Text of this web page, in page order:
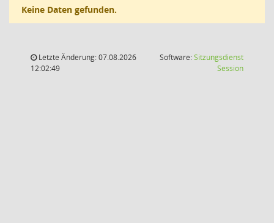
Keine Daten gefunden.
Letzte Änderung: 07.08.2026
12:02:49
Software:Sitzungsdienst
Session(Wird in